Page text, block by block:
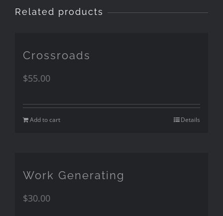
Related products
Crossroads
$55.00
Add to cart Details
Work Generating
$30.00